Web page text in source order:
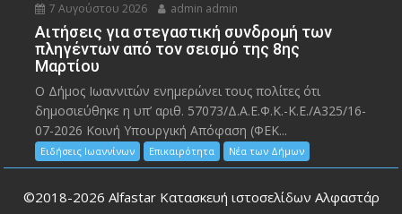
7 Αυγούστου 2026 admin admin
Αιτήσεις για στεγαστική συνδρομή των
πληγέντων από τον σεισμό της 8ης
Μαρτίου
Ο Δήμος Ιωαννιτών ενημερώνει τους πολίτες ότι
δημοσιεύθηκε η υπ’ αριθ. 57073/Δ.Α.Ε.Φ.Κ.-Κ.Ε./Α325/16-
07-2026 Κοινή Υπουργική Απόφαση (ΦΕΚ...
Ειδήσεις Ιωαννίνων Επικαιρότητα Νέα των Δήμων
©2018-2026 Alfastar Κατασκευή ιστοσελίδων Αλφαστάρ